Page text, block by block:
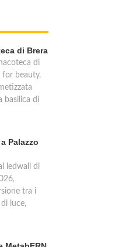
di Brera
di
for beauty,
basilica di
Palazzo
ledwall di
tra i
luce,